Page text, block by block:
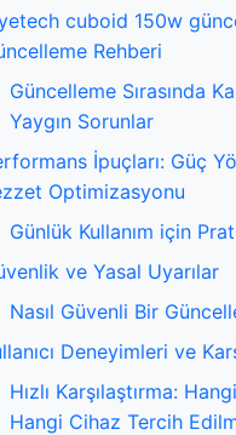
cuboid 150w
Rehberi
Güncelleme Sırasında
Yaygın Sorunlar
İpuçları: Güç
Optimizasyonu
Günlük Kullanım için
ve Yasal Uyarılar
Nasıl Güvenli Bir
Deneyimleri ve
Hızlı Karşılaştırma:
Hangi Cihaz Tercih